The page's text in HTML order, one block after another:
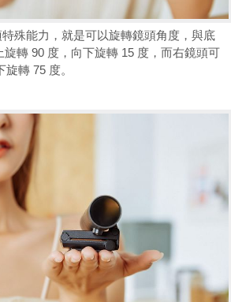
殊能力，就是可以旋轉鏡頭角度，與底
旋轉 90 度，向下旋轉 15 度，而右鏡頭可
轉 75 度。